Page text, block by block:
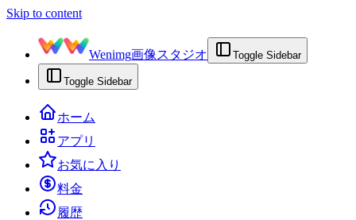
Skip to content
Wenimg画像スタジオ Toggle Sidebar
Toggle Sidebar
ホーム
アプリ
お気に入り
料金
履歴